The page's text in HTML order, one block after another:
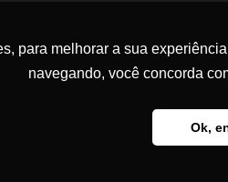
para melhorar a sua
navegando, você concorda
Ok,
ESCRITÓRIO